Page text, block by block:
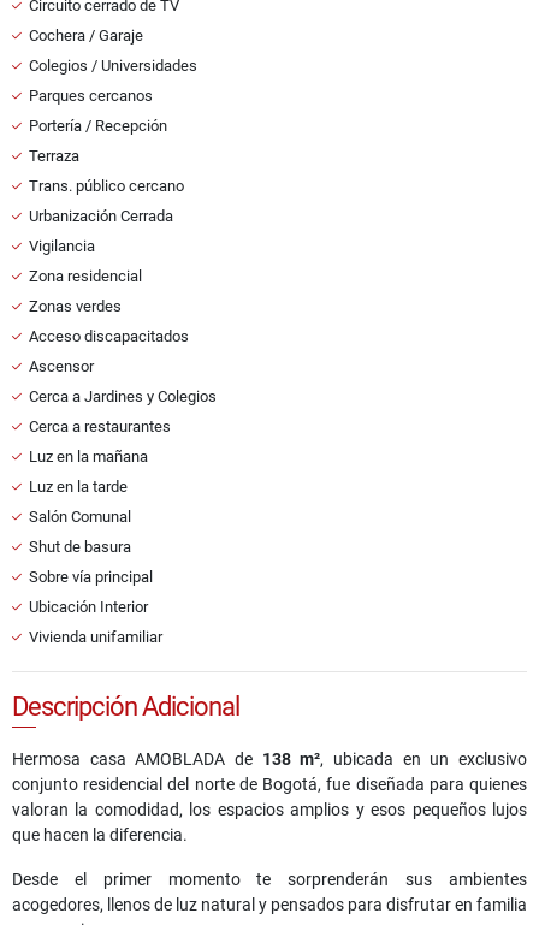
Circuito cerrado de TV
Cochera / Garaje
Colegios / Universidades
Parques cercanos
Portería / Recepción
Terraza
Trans. público cercano
Urbanización Cerrada
Vigilancia
Zona residencial
Zonas verdes
Acceso discapacitados
Ascensor
Cerca a Jardines y Colegios
Cerca a restaurantes
Luz en la mañana
Luz en la tarde
Salón Comunal
Shut de basura
Sobre vía principal
Ubicación Interior
Vivienda unifamiliar
Descripción Adicional
Hermosa casa AMOBLADA de 138 m², ubicada en un exclusivo
conjunto residencial del norte de Bogotá, fue diseñada para quienes
valoran la comodidad, los espacios amplios y esos pequeños lujos
que hacen la diferencia.
Desde el primer momento te sorprenderán sus ambientes
acogedores, llenos de luz natural y pensados para disfrutar en familia